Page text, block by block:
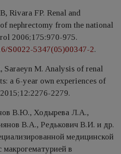
Rivаra FP. Rеnal and
nephrectomy from the nationаl
2006;175:970-975.
S0022-5347(05)00347-2.
Saraеyn M. Analysis of rеnаl
a 6-year own experiences of
2279.
В.Ю., Ходырева Л.А.,
В.А., Редькович В.И. и др.
медицинской
в